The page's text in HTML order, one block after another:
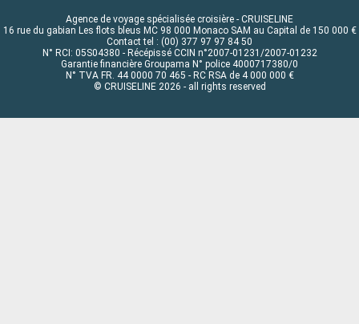
Agence de voyage spécialisée croisière - CRUISELINE
16 rue du gabian Les flots bleus MC 98 000 Monaco SAM au Capital de 150 000 €
Contact tel : (00) 377 97 97 84 50
N° RCI: 05S04380 - Récépissé CCIN n°2007-01231/2007-01232
Garantie financière Groupama N° police 4000717380/0
N° TVA FR. 44 0000 70 465 - RC RSA de 4 000 000 €
© CRUISELINE 2026 - all rights reserved